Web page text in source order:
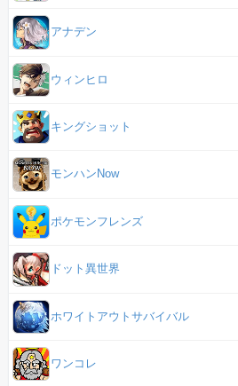
アナデン
ウィンヒロ
キングショット
モンハンNow
ポケモンフレンズ
ドット異世界
ホワイトアウトサバイバル
ワンコレ